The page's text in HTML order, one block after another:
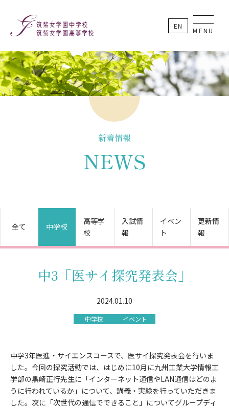
EN
MENU
新着情報
NEWS
全て 中学校
高等学
校
入試情
報
イベン
ト
更新情
報
中3「医サイ探究発表会」
2024.01.10
中学校 イベント
中学3年医進・サイエンスコースで、医サイ探究発表会を行いま
した。今回の探究活動では、はじめに10月に九州工業大学情報工
学部の黒崎正行先生に「インターネット通信やLAN通信はどのよ
うに行われているか」について、講義・実験を行っていただきま
した。次に「次世代の通信でできること」についてグループディ